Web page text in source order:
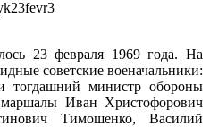
23 февраля 1969 года. На
советские военачальники:
тогдашний министр обороны
Иван Христофорович
Тимошенко, Василий